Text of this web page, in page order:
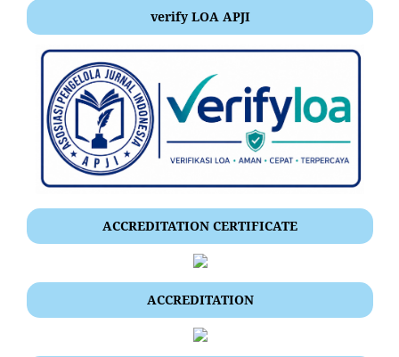
verify LOA APJI
ACCREDITATION CERTIFICATE
ACCREDITATION